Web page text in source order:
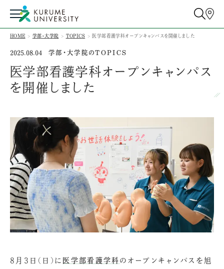
HOME 学部・大学院 TOPICS 医学部看護学科オープンキャンパスを開催しました
2025.08.04 学部・大学院のTOPICS
医学部看護学科オープンキャンパス
を開催しました
8月3日（日）に 医学部看護学科 のオープンキャンパスを旭